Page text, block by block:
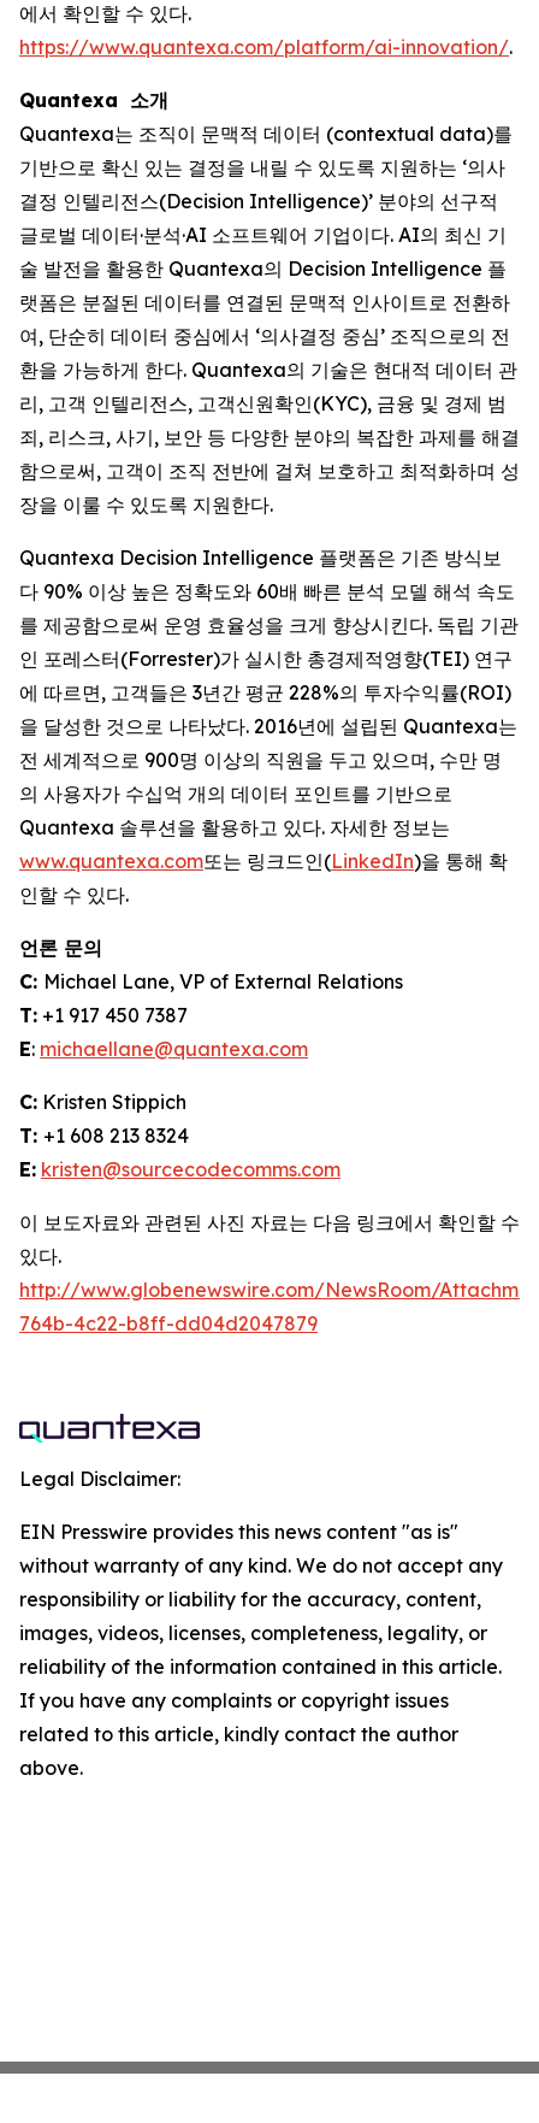
에서 확인할 수 있다.
https://www.quantexa.com/platform/ai-innovation/.
Quantexa 소개
Quantexa는 조직이 문맥적 데이터 (contextual data)를
기반으로 확신 있는 결정을 내릴 수 있도록 지원하는 ‘의사
결정 인텔리전스(Decision Intelligence)’ 분야의 선구적
글로벌 데이터·분석·AI 소프트웨어 기업이다. AI의 최신 기
술 발전을 활용한 Quantexa의 Decision Intelligence 플
랫폼은 분절된 데이터를 연결된 문맥적 인사이트로 전환하
여, 단순히 데이터 중심에서 ‘의사결정 중심’ 조직으로의 전
환을 가능하게 한다. Quantexa의 기술은 현대적 데이터 관
리, 고객 인텔리전스, 고객신원확인(KYC), 금융 및 경제 범
죄, 리스크, 사기, 보안 등 다양한 분야의 복잡한 과제를 해결
함으로써, 고객이 조직 전반에 걸쳐 보호하고 최적화하며 성
장을 이룰 수 있도록 지원한다.
Quantexa Decision Intelligence 플랫폼은 기존 방식보
다 90% 이상 높은 정확도와 60배 빠른 분석 모델 해석 속도
를 제공함으로써 운영 효율성을 크게 향상시킨다. 독립 기관
인 포레스터(Forrester)가 실시한 총경제적영향(TEI) 연구
에 따르면, 고객들은 3년간 평균 228%의 투자수익률(ROI)
을 달성한 것으로 나타났다. 2016년에 설립된 Quantexa는
전 세계적으로 900명 이상의 직원을 두고 있으며, 수만 명
의 사용자가 수십억 개의 데이터 포인트를 기반으로
Quantexa 솔루션을 활용하고 있다. 자세한 정보는
www.quantexa.com또는 링크드인(LinkedIn)을 통해 확
인할 수 있다.
언론 문의
C: Michael Lane, VP of External Relations
T: +1 917 450 7387
E: michaellane@quantexa.com
C: Kristen Stippich
T: +1 608 213 8324
E: kristen@sourcecodecomms.com
이 보도자료와 관련된 사진 자료는 다음 링크에서 확인할 수
있다.
http://www.globenewswire.com/NewsRoom/
764b-4c22-b8ff-dd04d2047879
Legal Disclaimer:
EIN Presswire provides this news content "as is"
without warranty of any kind. We do not accept any
responsibility or liability for the accuracy, content,
images, videos, licenses, completeness, legality, or
reliability of the information contained in this article.
If you have any complaints or copyright issues
related to this article, kindly contact the author
above.